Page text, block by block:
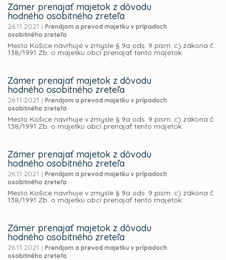
Zámer prenajať majetok z dôvodu
hodného osobitného zreteľa
26.11.2021 | Prenájom a prevod majetku v prípadoch
osobitného zreteľa
Mesto Košice navrhuje v zmysle § 9a ods. 9 písm. c) zákona č.
138/1991 Zb. o majetku obcí prenajať tento majetok:
Zámer prenajať majetok z dôvodu
hodného osobitného zreteľa
26.11.2021 | Prenájom a prevod majetku v prípadoch
osobitného zreteľa
Mesto Košice navrhuje v zmysle § 9a ods. 9 písm. c) zákona č.
138/1991 Zb. o majetku obcí prenajať tento majetok:
Zámer prenajať majetok z dôvodu
hodného osobitného zreteľa
26.11.2021 | Prenájom a prevod majetku v prípadoch
osobitného zreteľa
Mesto Košice navrhuje v zmysle § 9a ods. 9 písm. c) zákona č.
138/1991 Zb. o majetku obcí prenajať tento majetok:
Zámer prenajať majetok z dôvodu
hodného osobitného zreteľa
26.11.2021 | Prenájom a prevod majetku v prípadoch
osobitného zreteľa